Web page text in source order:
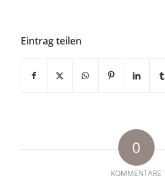
Eintrag teilen
0
KOMMENTARE